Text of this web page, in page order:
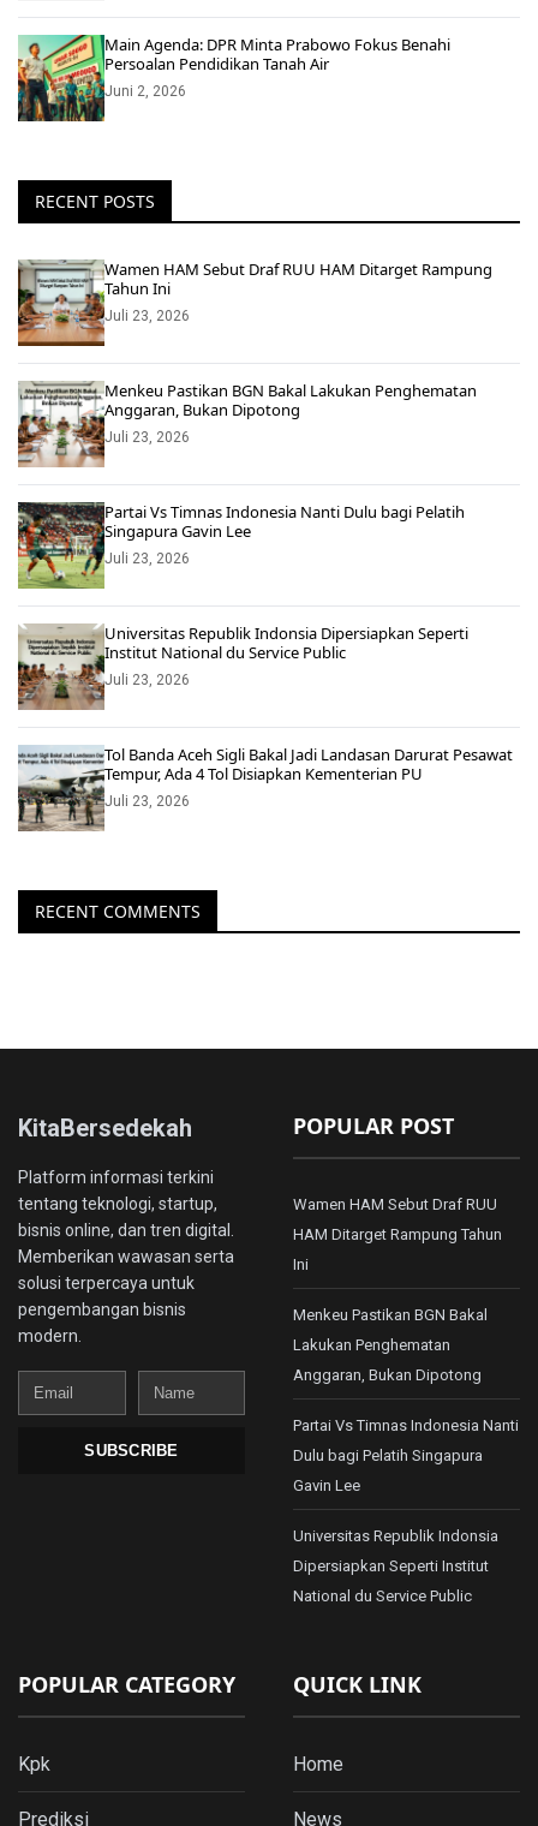
Main Agenda: DPR Minta Prabowo Fokus Benahi
Persoalan Pendidikan Tanah Air
Juni 2, 2026
RECENT POSTS
Wamen HAM Sebut Draf RUU HAM Ditarget Rampung
Tahun Ini
Juli 23, 2026
Menkeu Pastikan BGN Bakal Lakukan Penghematan
Anggaran, Bukan Dipotong
Juli 23, 2026
Partai Vs Timnas Indonesia Nanti Dulu bagi Pelatih
Singapura Gavin Lee
Juli 23, 2026
Universitas Republik Indonsia Dipersiapkan Seperti
Institut National du Service Public
Juli 23, 2026
Tol Banda Aceh Sigli Bakal Jadi Landasan Darurat Pesawat
Tempur, Ada 4 Tol Disiapkan Kementerian PU
Juli 23, 2026
RECENT COMMENTS
KitaBersedekah
Platform informasi terkini
tentang teknologi, startup,
bisnis online, dan tren digital.
Memberikan wawasan serta
solusi terpercaya untuk
pengembangan bisnis
modern.
Email
Name
SUBSCRIBE
POPULAR POST
Wamen HAM Sebut Draf RUU
HAM Ditarget Rampung Tahun
Ini
Menkeu Pastikan BGN Bakal
Lakukan Penghematan
Anggaran, Bukan Dipotong
Partai Vs Timnas Indonesia Nanti
Dulu bagi Pelatih Singapura
Gavin Lee
Universitas Republik Indonsia
Dipersiapkan Seperti Institut
National du Service Public
POPULAR CATEGORY
Kpk
Prediksi
QUICK LINK
Home
News